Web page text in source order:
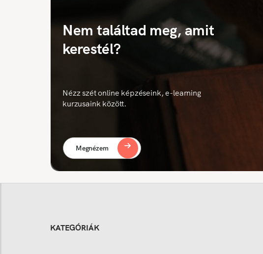
Nem találtad meg, amit
kerestél?
Nézz szét online képzéseink, e-learning
kurzusaink között.
Megnézem
KATEGÓRIÁK